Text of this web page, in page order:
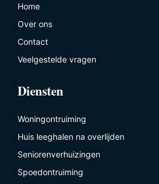
Home
Over ons
Contact
Veelgestelde vragen
Diensten
Woningontruiming
Huis leeghalen na overlijden
Seniorenverhuizingen
Spoedontruiming